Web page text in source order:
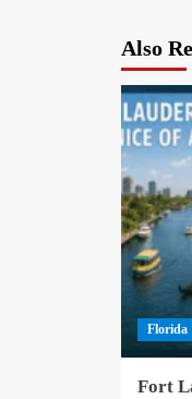
Also
Florida
Fort